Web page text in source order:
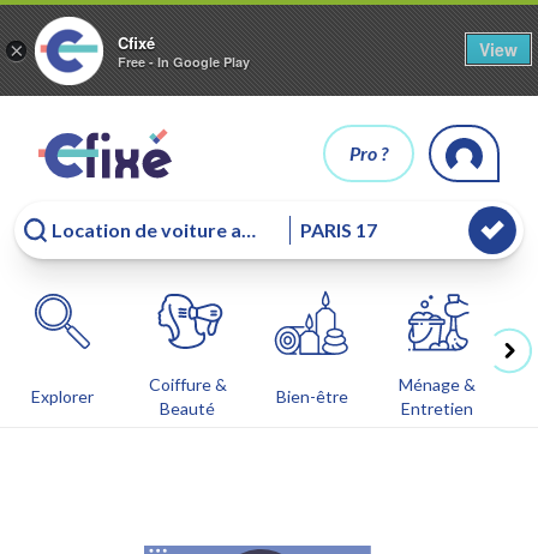
× Cfixé
Free - In Google Play
View
Pro ?
Explorer
Coiffure &
Beauté
Bien-être
Ménage &
Entretien